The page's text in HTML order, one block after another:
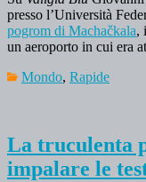
presso l’Università
pogrom di Machačkala,
un aeroporto in cui era
Mondo, Rapide
La truculenta
impalare le